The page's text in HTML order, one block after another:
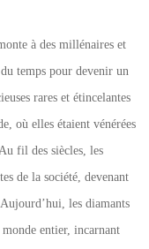
à des millénaires et
temps pour devenir un
rares et étincelantes
où elles étaient vénérées
fil des siècles, les
de la société, devenant
les diamants
entier, incarnant